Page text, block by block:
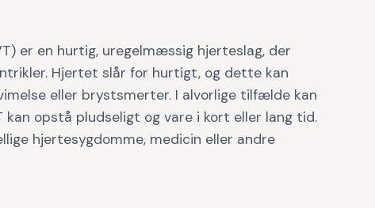
er en hurtig, uregelmæssig hjerteslag, der
Hjertet slår for hurtigt, og dette kan
eller brystsmerter. I alvorlige tilfælde kan
opstå pludseligt og vare i kort eller lang tid.
hjertesygdomme, medicin eller andre